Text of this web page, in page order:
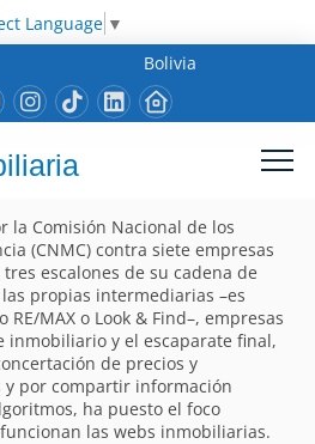
Language ▼
Bolivia
la Comisión Nacional de los
(CNMC) contra siete empresas
tres escalones de su cadena de
propias intermediarias –es
MAX o Look & Find–, empresas
inmobiliario y el escaparate final,
de precios y
y por compartir información
ha puesto el foco
las webs inmobiliarias.